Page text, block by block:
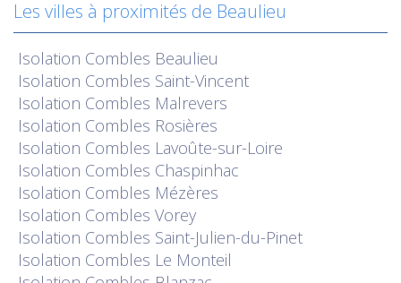
Les villes à proximités de Beaulieu
Isolation Combles Beaulieu
Isolation Combles Saint-Vincent
Isolation Combles Malrevers
Isolation Combles Rosières
Isolation Combles Lavoûte-sur-Loire
Isolation Combles Chaspinhac
Isolation Combles Mézères
Isolation Combles Vorey
Isolation Combles Saint-Julien-du-Pinet
Isolation Combles Le Monteil